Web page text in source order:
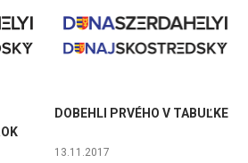
DOBEHLI PRVÉHO V TABUĽKE
13.11.2017